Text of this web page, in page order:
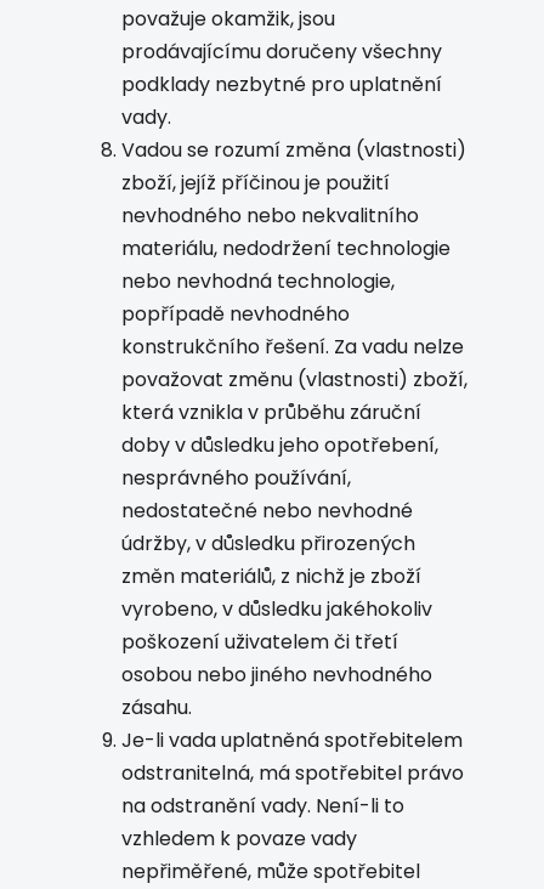
považuje okamžik, jsou
prodávajícímu doručeny všechny
podklady nezbytné pro uplatnění
vady.
Vadou se rozumí změna (vlastnosti)
zboží, jejíž příčinou je použití
nevhodného nebo nekvalitního
materiálu, nedodržení technologie
nebo nevhodná technologie,
popřípadě nevhodného
konstrukčního řešení. Za vadu nelze
považovat změnu (vlastnosti) zboží,
která vznikla v průběhu záruční
doby v důsledku jeho opotřebení,
nesprávného používání,
nedostatečné nebo nevhodné
údržby, v důsledku přirozených
změn materiálů, z nichž je zboží
vyrobeno, v důsledku jakéhokoliv
poškození uživatelem či třetí
osobou nebo jiného nevhodného
zásahu.
Je-li vada uplatněná spotřebitelem
odstranitelná, má spotřebitel právo
na odstranění vady. Není-li to
vzhledem k povaze vady
nepřiměřené, může spotřebitel